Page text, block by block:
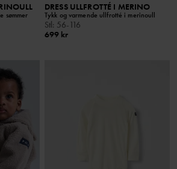
sømmer
DRESS ULLFROTTÉ I MERINO
Tykk og varmende ullfrotté i merinoull
Stl: 56-116
699 kr